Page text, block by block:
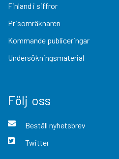
Finland i siffror
Prisomräknaren
Kommande publiceringar
Undersökningsmaterial
Följ oss
Beställ nyhetsbrev
Twitter